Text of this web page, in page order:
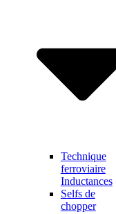
Technique
ferroviaire
Inductances
Selfs de
chopper